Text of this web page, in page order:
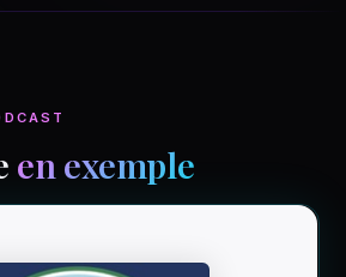
en exemple